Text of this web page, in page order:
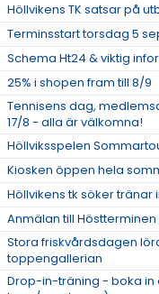
Höllvikens TK satsar på
Terminsstart torsdag 5
Schema Ht24 & viktig
25% i shopen fram till 8/9
Tennisens dag,
17/8 - alla är välkomna!
Höllviksspelen
Kiosken öppen hela
Höllvikens tk söker tränar
Anmälan till
Stora friskvårdsdagen
toppengallerian
Drop-in-träning - boka in